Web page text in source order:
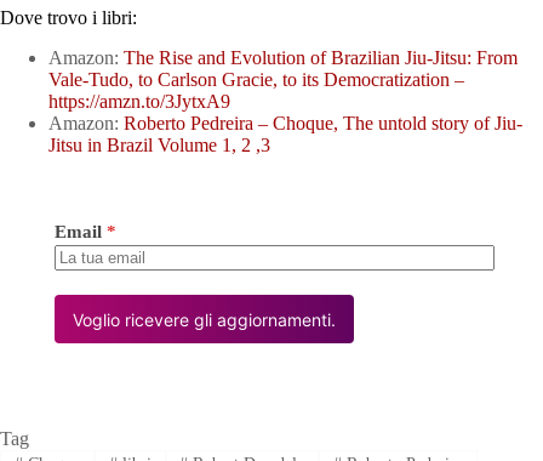
Dove trovo i libri:
Amazon: The Rise and Evolution of Brazilian Jiu-Jitsu: From
Vale-Tudo, to Carlson Gracie, to its Democratization –
https://amzn.to/3JytxA9
Amazon: Roberto Pedreira – Choque, The untold story of Jiu-
Jitsu in Brazil Volume 1, 2 ,3
Email *
Voglio ricevere gli aggiornamenti.
Tag